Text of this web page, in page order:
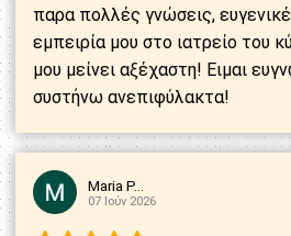
παρα πολλές γνώσεις,
εμπειρία μου στο ιατρείο του
μου μείνει αξέχαστη! Ειμαι
συστήνω ανεπιφύλακτα!
Maria P...
07 Ιούν 2026